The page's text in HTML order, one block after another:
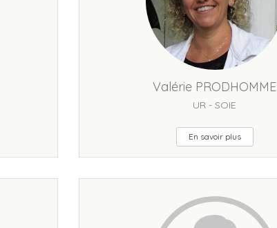
Valérie PRODHOMME
UR - SOIE
En savoir plus